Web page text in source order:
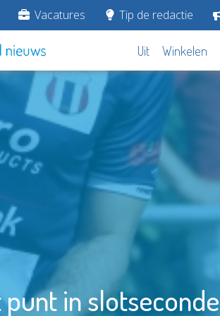
Vacatures Tip de redactie
Uit Winkelen
in slotseconde